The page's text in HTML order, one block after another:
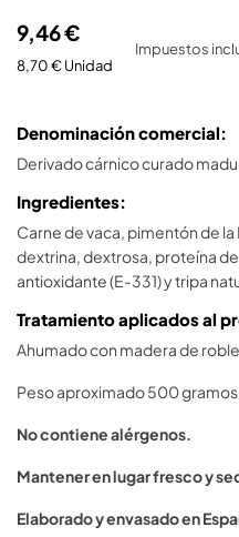
9,46 €
8,70 € Unidad
Impuestos
Denominación comercial:
Derivado cárnico curado
Ingredientes:
Carne de vaca, pimentón de la
dextrina, dextrosa, proteína
antioxidante (E-331) y tripa
Tratamiento aplicados al
Ahumado con madera de roble.
Peso aproximado 500 gramos
No contiene alérgenos.
Mantener en lugar fresco y
Elaborado y envasado en